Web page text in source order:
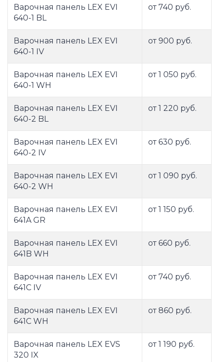
Варочная панель LEX EVI
640-1 BL
от 740 руб.
Варочная панель LEX EVI
640-1 IV
от 900 руб.
Варочная панель LEX EVI
640-1 WH
от 1 050 руб.
Варочная панель LEX EVI
640-2 BL
от 1 220 руб.
Варочная панель LEX EVI
640-2 IV
от 630 руб.
Варочная панель LEX EVI
640-2 WH
от 1 090 руб.
Варочная панель LEX EVI
641A GR
от 1 150 руб.
Варочная панель LEX EVI
641B WH
от 660 руб.
Варочная панель LEX EVI
641C IV
от 740 руб.
Варочная панель LEX EVI
641C WH
от 860 руб.
Варочная панель LEX EVS
320 IX
от 1 190 руб.